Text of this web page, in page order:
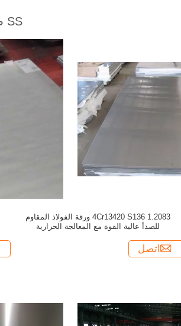
SS صفيحة فولاذية
4Cr13420 S136 1.2083 ورقة الفولاذ المقاوم
للصدأ عالية القوة مع المعالجة الحرارية
اتصل